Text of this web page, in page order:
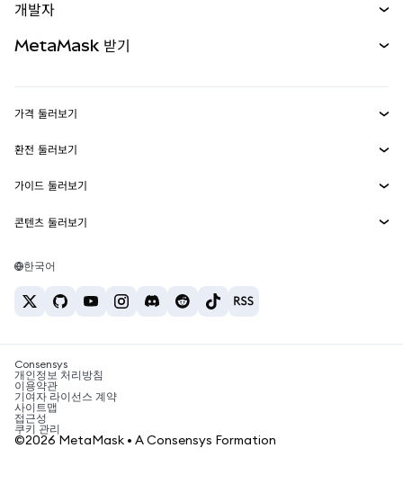
무기한 선물
실물자산
개발자
MetaMask Connect
Snaps
웹3 서비스
MetaMask 받기
보안
고객 지원
채용
가격 둘러보기
이더리움 가격
솔라나 가격
테더 가격
환전 둘러보기
ETH를 USD로 환전
USDT를 INR로 환전
BTC를 INR로 환전
ETH를 USDT로 환전
가이드 둘러보기
ETH 매수
USDT 매수
SHIB 매수
BNB 매수
콘텐츠 둘러보기
솔라나 지갑
암호화폐 세금 뉴스
암호화폐 매수 방법
비트코인 매도 방법
한국어
Consensys
개인정보 처리방침
이용약관
기여자 라이선스 계약
사이트맵
접근성
쿠키 관리
©2026 MetaMask • A Consensys Formation